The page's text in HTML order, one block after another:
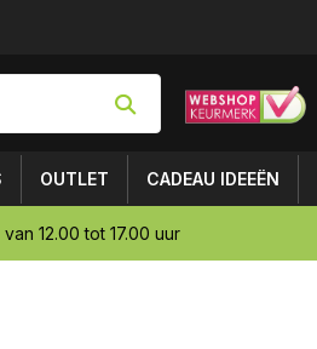
OUTLET CADEAU IDEEËN
12.00 tot 17.00 uur